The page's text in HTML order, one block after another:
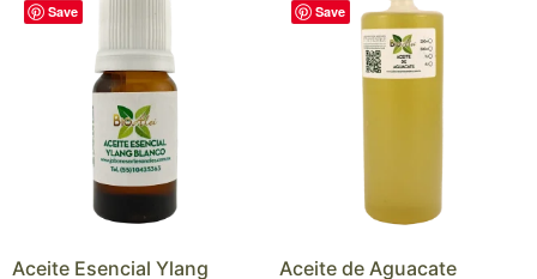
Save
Aceite Esencial Ylang
Save
Aceite de Aguacate